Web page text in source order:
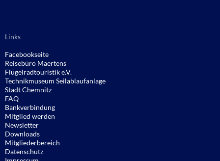
Links
Facebookseite
Reisebüro Maertens
Flügelradtouristik e.V.
Technikmuseum Seilablaufanlage
Stadt Chemnitz
FAQ
Bankverbindung
Mitglied werden
Newsletter
Downloads
Mitgliederbereich
Datenschutz